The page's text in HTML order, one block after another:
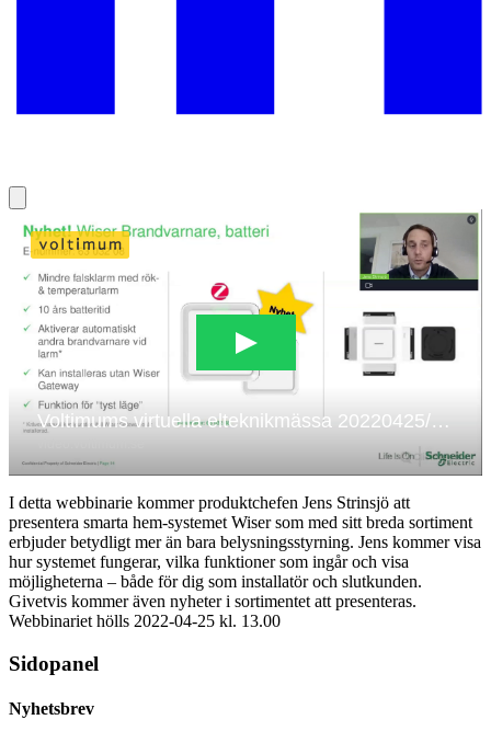
I detta webbinarie kommer produktchefen Jens Strinsjö att
presentera smarta hem-systemet Wiser som med sitt breda sortiment
erbjuder betydligt mer än bara belysningsstyrning. Jens kommer visa
hur systemet fungerar, vilka funktioner som ingår och visa
möjligheterna – både för dig som installatör och slutkunden.
Givetvis kommer även nyheter i sortimentet att presenteras.
Webbinariet hölls 2022-04-25 kl. 13.00
Sidopanel
Nyhetsbrev